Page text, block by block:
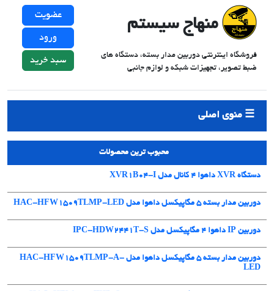
منهاج سیستم
عضویت
ورود
سبد خرید
فروشگاه اینترنتی دوربین مدار بسته، دستگاه های
ضبط تصویر، تجهیزات شبکه و لوازم جانبی
منوی اصلی
محبوب ترین محصولات
دستگاه XVR داهوا 4 کانال مدل XVR1B04-I
دوربین مدار بسته 5 مگاپیکسل داهوا مدل HAC-HFW1509TLMP-LED
دوربین IP داهوا 4 مگاپیکسل مدل IPC-HDW2441T-S
دوربین مدار بسته 5 مگاپیکسل داهوا مدل HAC-HFW1509TLMP-A-
LED